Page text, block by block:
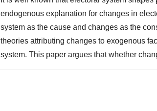
多來自政黨名單，而比代表區域主義的多數
endogenous explanation for changes in
system as the cause and changes as the
theories attributing changes to exogenous
system. This paper argues that whether
caused by party system depend on the type